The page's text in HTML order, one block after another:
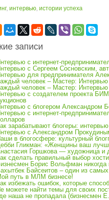
, интервью, истории успеха
записи
с интернет-
с Сергеем Сосновским,
для предпринимателя
человек – Мастер:
человек – Мастер:
с создателем проекта
с блогером Александром
с интернет-
зарабатывают блогеры:
с Александром
в блогосфере: культурный
Гликман: ​​«Женщины ваш
Горшкова — художница и
сделать правильный выбор
Борис Вольфман никогда
Байсеитов – один из
путь в МЛМ бизнесе!
избежать ошибок, которые
можете найти темы для своих
наша не пропадала (бизнесмен